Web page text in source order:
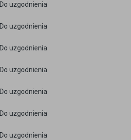
Do uzgodnienia
Do uzgodnienia
Do uzgodnienia
Do uzgodnienia
Do uzgodnienia
Do uzgodnienia
Do uzgodnienia